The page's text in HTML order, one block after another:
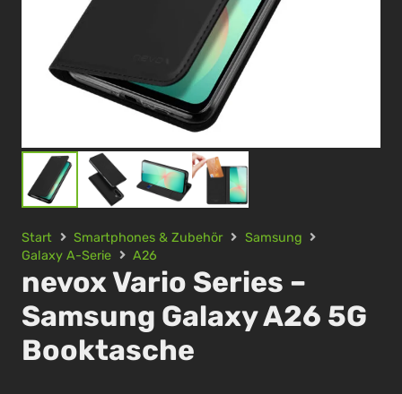
Start Smartphones & Zubehör
Samsung
Galaxy A-Serie
A26
nevox Vario Series –
Samsung Galaxy A26 5G
Booktasche